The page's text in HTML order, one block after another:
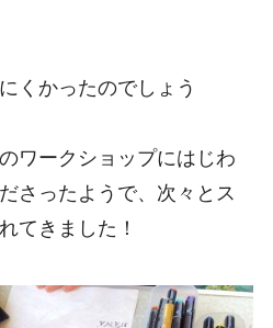
くかったのでしょう
ワークショップにはじわ
さったようで、次々とス
てきました！